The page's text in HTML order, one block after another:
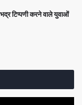
टिप्पणी करने वाले युवाओं